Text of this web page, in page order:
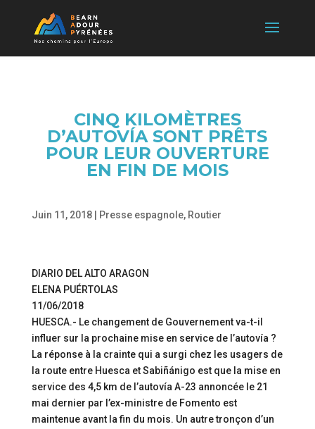
CINQ KILOMÈTRES
D’AUTOVÍA SONT PRÊTS
POUR LEUR OUVERTURE
EN FIN DE MOIS
Juin 11, 2018| Presse espagnole, Routier
DIARIO DEL ALTO ARAGON
ELENA PUÉRTOLAS
11/06/2018
HUESCA.- Le changement de Gouvernement va-t-il
influer sur la prochaine mise en service de l’autovía ?
La réponse à la crainte qui a surgi chez les usagers de
la route entre Huesca et Sabiñánigo est que la mise en
service des 4,5 km de l’autovía A-23 annoncée le 21
mai dernier par l’ex-ministre de Fomento est
maintenue avant la fin du mois. Un autre tronçon d’un